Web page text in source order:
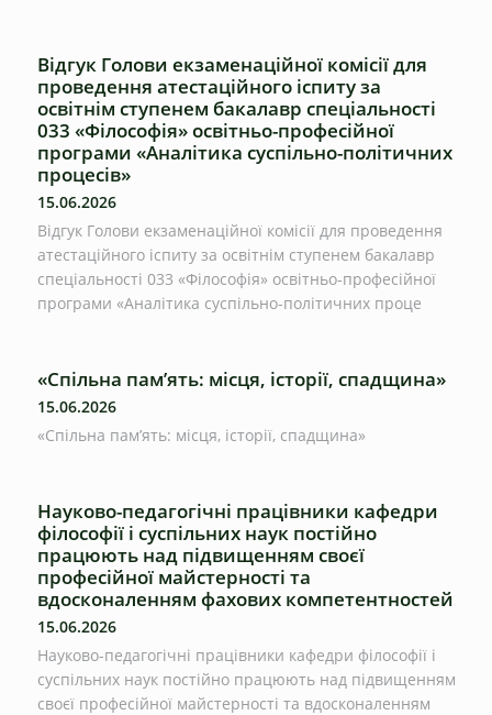
Відгук Голови екзаменаційної комісії для
проведення атестаційного іспиту за
освітнім ступенем бакалавр спеціальності
033 «Філософія» освітньо-професійної
програми «Аналітика суспільно-політичних
процесів»
15.06.2026
Відгук Голови екзаменаційної комісії для проведення
атестаційного іспиту за освітнім ступенем бакалавр
спеціальності 033 «Філософія» освітньо-професійної
програми «Аналітика суспільно-політичних проце
«Спільна пам’ять: місця, історії, спадщина»
15.06.2026
«Спільна пам’ять: місця, історії, спадщина»
Науково-педагогічні працівники кафедри
філософії і суспільних наук постійно
працюють над підвищенням своєї
професійної майстерності та
вдосконаленням фахових компетентностей
15.06.2026
Науково-педагогічні працівники кафедри філософії і
суспільних наук постійно працюють над підвищенням
своєї професійної майстерності та вдосконаленням